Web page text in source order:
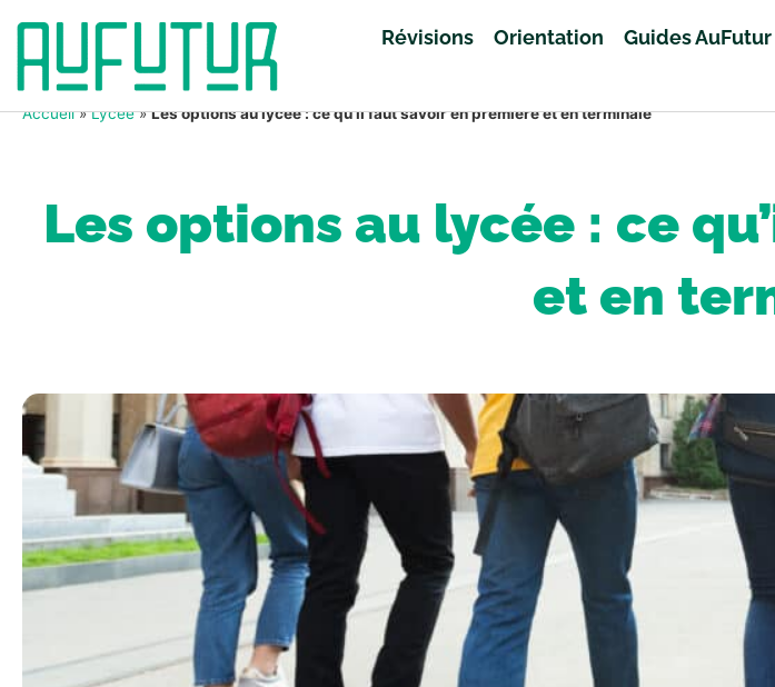
Révisions Orientation Guides AuFutur
Accueil»Lycée»Les options au lycée : ce qu’il faut savoir en première et en terminale
Les options au lycée : ce
et en